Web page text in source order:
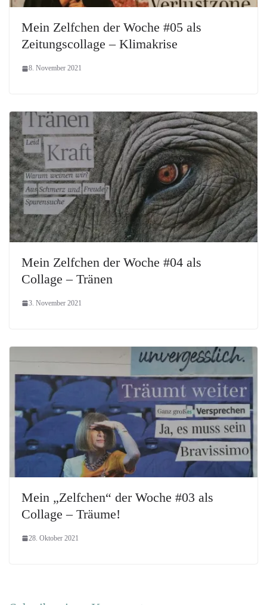
Mein Zelfchen der Woche #05 als
Zeitungscollage – Klimakrise
8. November 2021
Mein Zelfchen der Woche #04 als
Collage – Tränen
3. November 2021
Mein „Zelfchen“ der Woche #03 als
Collage – Träume!
28. Oktober 2021